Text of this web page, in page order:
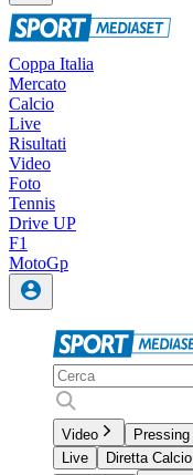
Coppa Italia
Mercato
Calcio
Live
Risultati
Video
Foto
Tennis
Drive UP
F1
MotoGp
Video Pressing
Live
Diretta Calcio